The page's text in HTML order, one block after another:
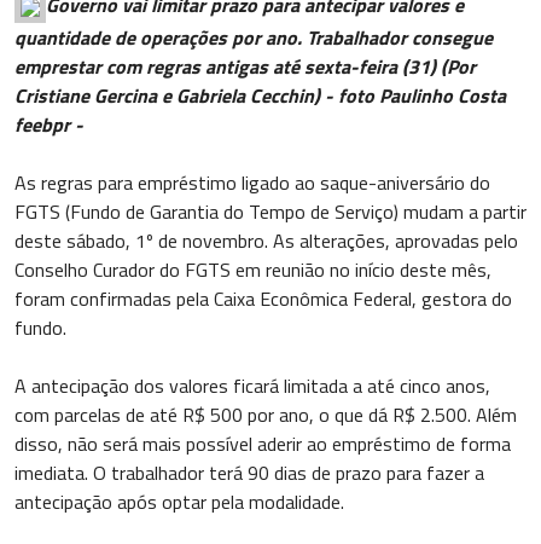
quantidade de operações por ano. Trabalhador consegue
emprestar com regras antigas até sexta-feira (31) (Por
Cristiane Gercina e Gabriela Cecchin) - foto Paulinho Costa
feebpr -
As regras para empréstimo ligado ao saque-aniversário do
FGTS (Fundo de Garantia do Tempo de Serviço) mudam a partir
deste sábado, 1º de novembro. As alterações, aprovadas pelo
Conselho Curador do FGTS em reunião no início deste mês,
foram confirmadas pela Caixa Econômica Federal, gestora do
fundo.
A antecipação dos valores ficará limitada a até cinco anos,
com parcelas de até R$ 500 por ano, o que dá R$ 2.500. Além
disso, não será mais possível aderir ao empréstimo de forma
imediata. O trabalhador terá 90 dias de prazo para fazer a
antecipação após optar pela modalidade.